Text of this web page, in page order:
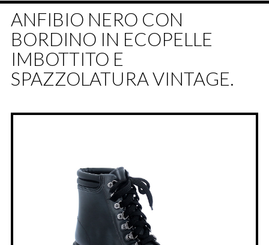
HOME
CHIARA BELLINI
COLLEZIONI
COMUNICAZIONE
STORE LOCATOR
ANFIBIO NERO CON
BORDINO IN ECOPELLE
IMBOTTITO E
SPAZZOLATURA VINTAGE.